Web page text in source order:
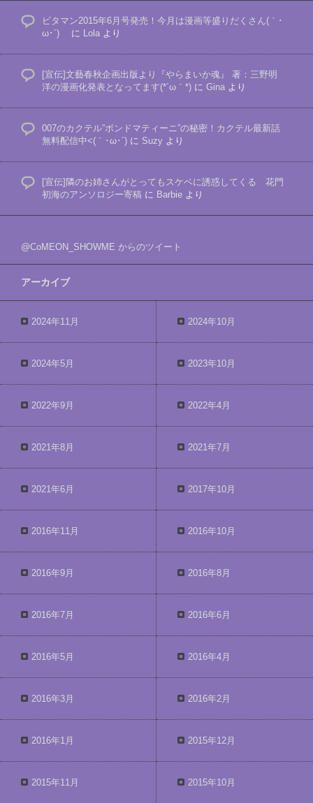
ビタマン2015年6月号発売！今月は漫画等盛りだくさん(｀･
ω･´)ゞ
に Lola より
[宣伝]文藝春秋企画出版より『やらまいか魂』 著：三野明
洋の漫画化発表となってます(*´ω｀*) に Gina より
007のカクテル”ボンドマティーニ”の秘密！カクテル最新話
無料配信中<(｀･ω･´) に Suzy より
[宣伝]隣のお姉さんがとってもスケベに誘惑してくる 花門
初海のアンソロジー寄稿 に Barbie より
@CoMEON_SHOWME からのツイート
アーカイブ
2024年11月 2024年10月
2024年5月 2023年10月
2022年9月 2022年4月
2021年8月 2021年7月
2021年6月 2017年10月
2016年11月 2016年10月
2016年9月 2016年8月
2016年7月 2016年6月
2016年5月 2016年4月
2016年3月 2016年2月
2016年1月 2015年12月
2015年11月 2015年10月